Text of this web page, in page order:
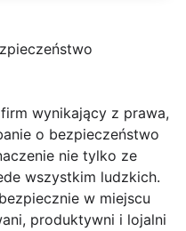
wynikający z prawa,
o bezpieczeństwo
nie tylko ze
wszystkim ludzkich.
w miejscu
produktywni i lojalni